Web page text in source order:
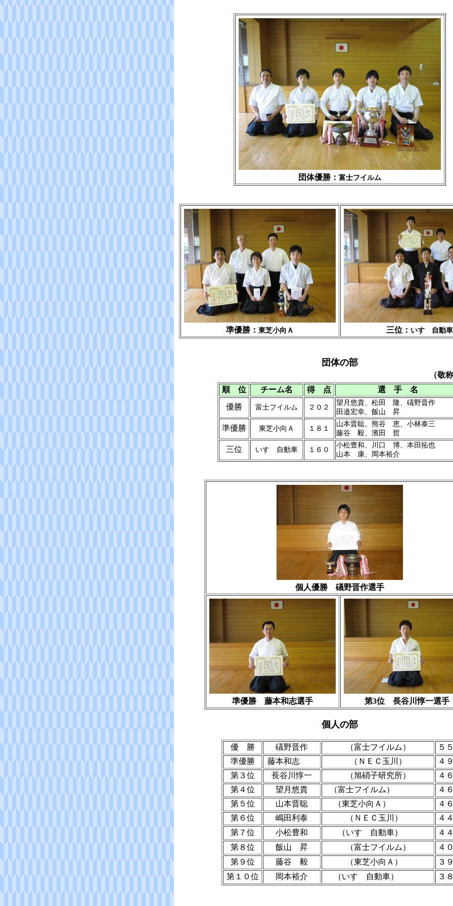
団体優勝： 富士フイルム
準優勝： 東芝小向Ａ 三位： いすゞ自動車
団体の部
（敬
順 位
チーム名 得 点
選 手 名
優勝
富士フイルム ２０２
望月悠貴、松田 隆、礒野晋作
田邉宏幸、飯山 昇
準優勝 東芝小向Ａ １８１
山本晋聡、熊谷 恵、小林泰三
藤谷 毅、濱田 哲
三位 いすゞ自動車 １６０
小松豊和、川口 博、本田拓也
山本 康、岡本裕介
個人優勝 礒野晋作選手
準優勝 藤本和志選手 第3位 長谷川惇一選手
個人の部
優 勝 礒野晋作 （富士フイルム）
５
準優勝
藤本和志 （ＮＥＣ玉川）
４
第３位
長谷川惇一 （旭硝子研究所）
４
第４位
望月悠貴 （富士フイルム）
４
第５位
山本晋聡 （東芝小向Ａ）
４
第６位
嶋田利泰 （ＮＥＣ玉川）
４
第７位
小松豊和 （いすゞ自動車）
４
第８位
飯山 昇 （富士フイルム）
４
第９位
藤谷 毅 （東芝小向Ａ）
３
第１０位
岡本裕介 （いすゞ自動車） ３